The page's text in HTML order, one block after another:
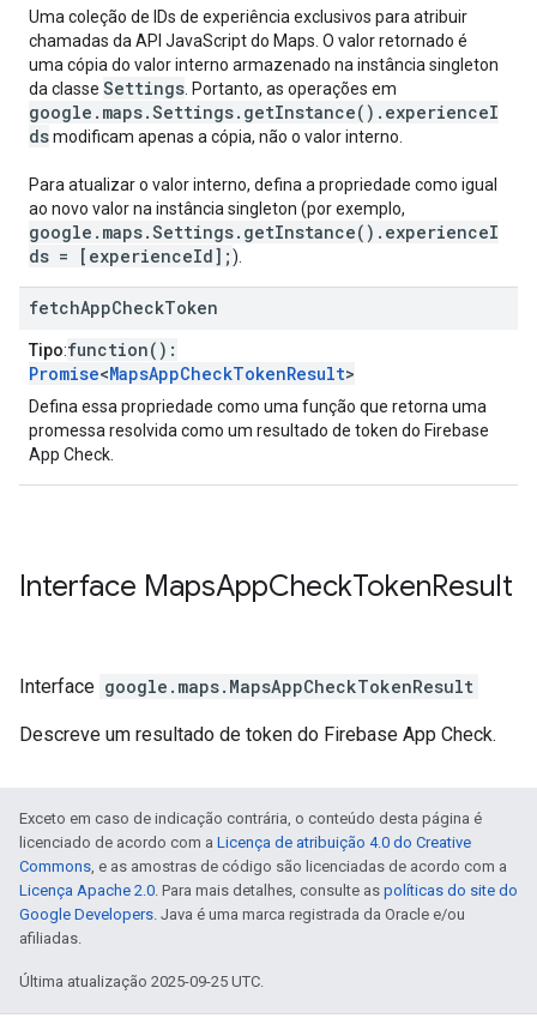
Uma coleção de IDs de experiência exclusivos para atribuir
chamadas da API JavaScript do Maps. O valor retornado é
uma cópia do valor interno armazenado na instância singleton
da classe Settings . Portanto, as operações em
google.maps.Settings.getInstance().experienceI
dsmodificam apenas a cópia, não o valor interno.
Para atualizar o valor interno, defina a propriedade como igual
ao novo valor na instância singleton (por exemplo,
google.maps.Settings.getInstance().experienceI
ds = [experienceId];).
fetchAppCheckToken
Tipo:function():
Promise<MapsAppCheckTokenResult>
Defina essa propriedade como uma função que retorna uma
promessa resolvida como um resultado de token do Firebase
App Check.
Interface MapsAppCheckTokenResult
Interface google.maps. MapsAppCheckTokenResult
Descreve um resultado de token do Firebase App Check.
Exceto em caso de indicação contrária, o conteúdo desta página é
licenciado de acordo com a Licença de atribuição 4.0 do Creative
Commons, e as amostras de código são licenciadas de acordo com a
Licença Apache 2.0. Para mais detalhes, consulte as políticas do site do
Google Developers. Java é uma marca registrada da Oracle e/ou
afiliadas.
Última atualização 2025-09-25 UTC.